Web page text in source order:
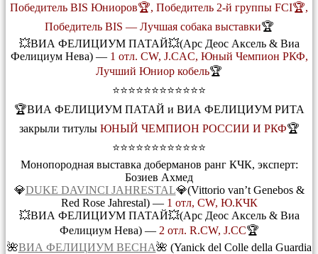
Победитель BIS Юниоров🏆, Победитель 2-й группы FCI🏆,
Победитель BIS — Лучшая собака выставки🏆
💥ВИА ФЕЛИЦИУМ ПАТАЙ💥(Арс Деос Аксель & Виа
Фелициум Нева) — 1 отл. CW, J.CAC, Юный Чемпион РКФ,
Лучший Юниор кобель🏆
⭐⭐⭐⭐⭐⭐⭐⭐⭐⭐⭐⭐
🏆ВИА ФЕЛИЦИУМ ПАТАЙ и ВИА ФЕЛИЦИУМ РИТА
закрыли титулы ЮНЫЙ ЧЕМПИОН РОССИИ И РКФ🏆
⭐⭐⭐⭐⭐⭐⭐⭐⭐⭐⭐⭐
Монопородная выставка доберманов ранг КЧК, эксперт:
Бозиев Ахмед
💎DUKE DAVINCI JAHRESTAL💎(Vittorio van’t Genebos &
Red Rose Jahrestal) — 1 отл, CW, Ю.КЧК
💥ВИА ФЕЛИЦИУМ ПАТАЙ💥(Арс Деос Аксель & Виа
Фелициум Нева) — 2 отл. R.CW, J.CC🏆
🌺ВИА ФЕЛИЦИУМ ВЕСНА🌺 (Yanick del Colle della Guardia